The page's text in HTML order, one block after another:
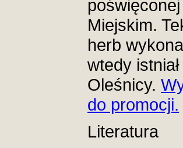
Miejskim.
herb
wtedy
Oleśnicy.
do promocji.
Literatura